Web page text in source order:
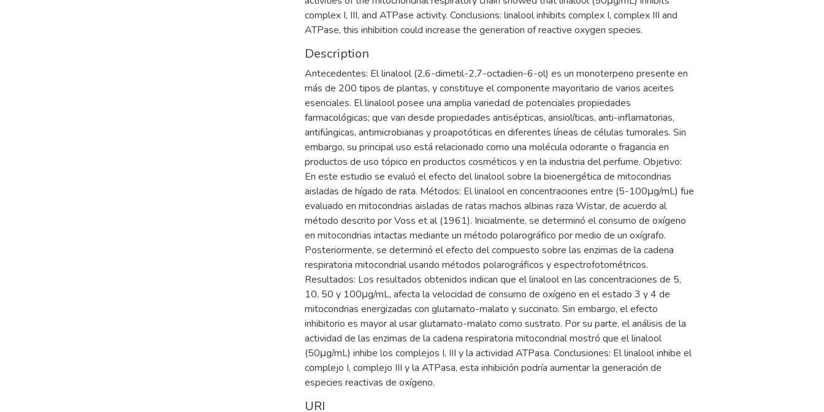
complex I, III, and ATPase activity. Conclusions: linalool inhibits complex I, complex III and
ATPase, this inhibition could increase the generation of reactive oxygen species.
Description
Antecedentes: El linalool (2,6-dimetil-2,7-octadien-6-ol) es un monoterpeno presente en
más de 200 tipos de plantas, y constituye el componente mayoritario de varios aceites
esenciales. El linalool posee una amplia variedad de potenciales propiedades
farmacológicas; que van desde propiedades antisépticas, ansiolíticas, anti-inflamatorias,
antifúngicas, antimicrobianas y proapotóticas en diferentes líneas de células tumorales. Sin
embargo, su principal uso está relacionado como una molécula odorante o fragancia en
productos de uso tópico en productos cosméticos y en la industria del perfume. Objetivo:
En este estudio se evaluó el efecto del linalool sobre la bioenergética de mitocondrias
aisladas de hígado de rata. Métodos: El linalool en concentraciones entre (5-100μg/mL) fue
evaluado en mitocondrias aisladas de ratas machos albinas raza Wistar, de acuerdo al
método descrito por Voss et al (1961). Inicialmente, se determinó el consumo de oxígeno
en mitocondrias intactas mediante un método polarográfico por medio de un oxígrafo.
Posteriormente, se determinó el efecto del compuesto sobre las enzimas de la cadena
respiratoria mitocondrial usando métodos polarográficos y espectrofotométricos.
Resultados: Los resultados obtenidos indican que el linalool en las concentraciones de 5,
10, 50 y 100μg/mL, afecta la velocidad de consumo de oxígeno en el estado 3 y 4 de
mitocondrias energizadas con glutamato-malato y succinato. Sin embargo, el efecto
inhibitorio es mayor al usar glutamato-malato como sustrato. Por su parte, el análisis de la
actividad de las enzimas de la cadena respiratoria mitocondrial mostró que el linalool
(50μg/mL) inhibe los complejos I, III y la actividad ATPasa. Conclusiones: El linalool inhibe el
complejo I, complejo III y la ATPasa, esta inhibición podría aumentar la generación de
especies reactivas de oxígeno.
URI